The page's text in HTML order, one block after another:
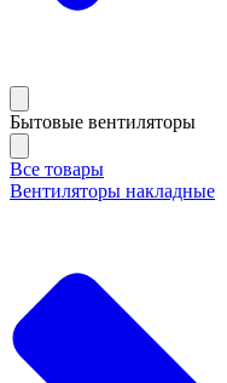
Бытовые вентиляторы
Все товары
Вентиляторы накладные